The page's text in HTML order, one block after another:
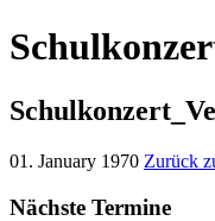
01. January 1970 Zurück
Nächste Termine